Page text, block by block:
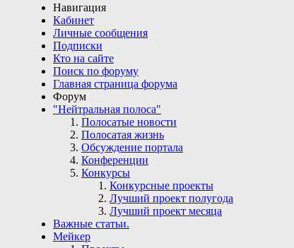
Навигация
Кабинет
Личные сообщения
Подписки
Кто на сайте
Поиск по форуму
Главная страница форума
Форум
"Нейтральная полоса"
Полосатые новости
Полосатая жизнь
Обсуждение портала
Конференции
Конкурсы
Конкурсные проекты
Лучший проект полугода
Лучший проект месяца
Важные статьи.
Мейкер